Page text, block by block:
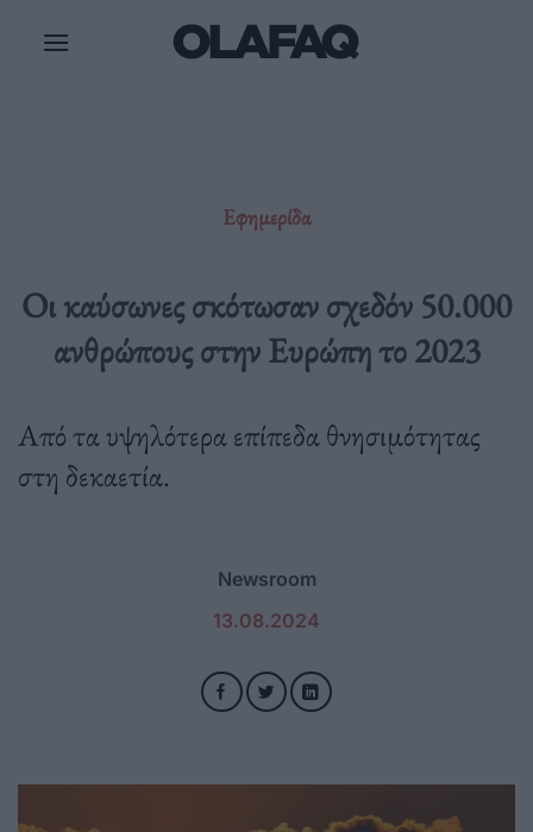
Εφημερίδα
Οι καύσωνες σκότωσαν σχεδόν 50.000
ανθρώπους στην Ευρώπη το 2023
Από τα υψηλότερα επίπεδα θνησιμότητας
στη δεκαετία.
Newsroom
13.08.2024